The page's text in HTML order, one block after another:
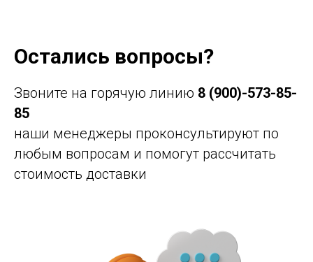
Остались вопросы?
Звоните на горячую линию 8 (900)-573-85-
85
наши менеджеры проконсультируют по
любым вопросам и помогут рассчитать
стоимость доставки